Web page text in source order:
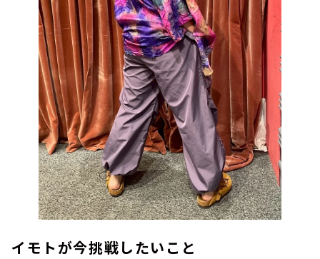
イモトが今挑戦したいこと